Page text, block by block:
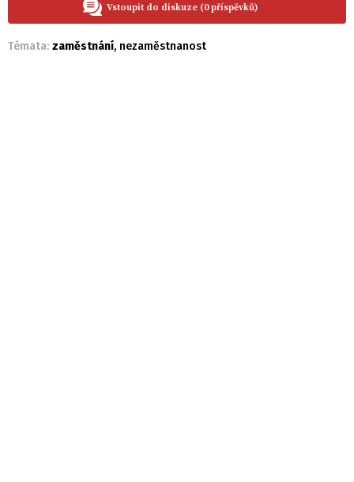
Vstoupit do diskuze (0 příspěvků)
Témata: zaměstnání, nezaměstnanost